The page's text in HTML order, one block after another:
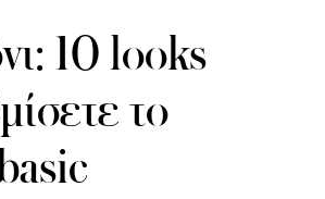
10 looks
το